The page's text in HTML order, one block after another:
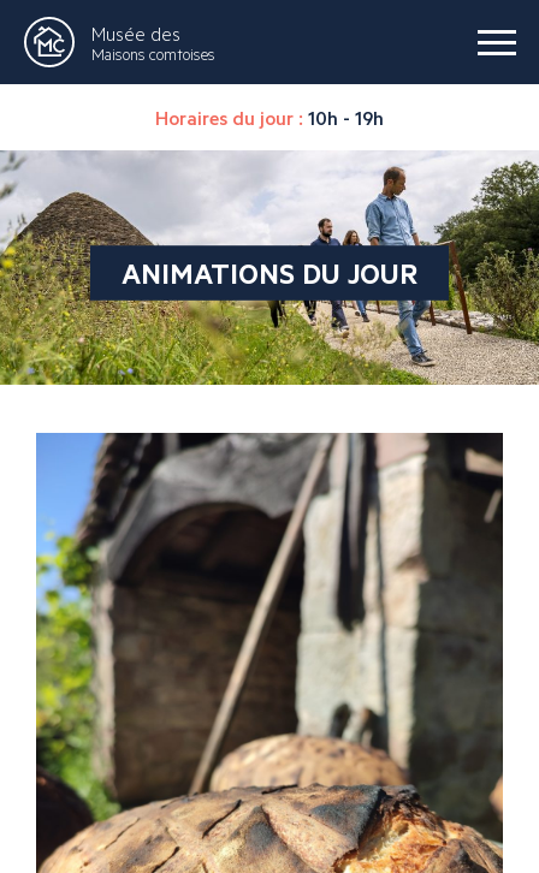
Musée des
Maisons comtoises
Horaires du jour : 10h - 19h
ANIMATIONS DU JOUR